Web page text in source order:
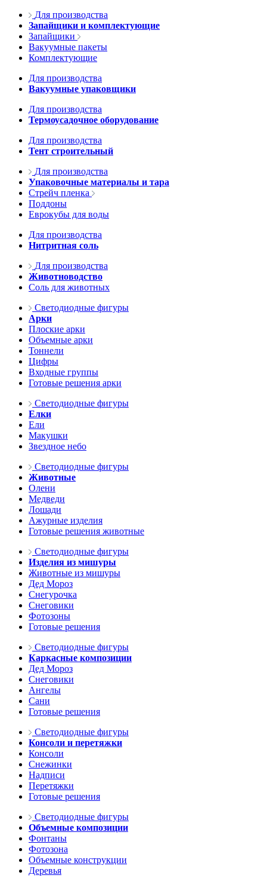
Для производства
Запайщики и комплектующие
Запайщики
Вакуумные пакеты
Комплектующие
Для производства
Вакуумные упаковщики
Для производства
Термоусадочное оборудование
Для производства
Тент строительный
Для производства
Упаковочные материалы и тара
Стрейч пленка
Поддоны
Еврокубы для воды
Для производства
Нитритная соль
Для производства
Животноводство
Соль для животных
Светодиодные фигуры
Арки
Плоские арки
Объемные арки
Тоннели
Цифры
Входные группы
Готовые решения арки
Светодиодные фигуры
Елки
Ели
Макушки
Звездное небо
Светодиодные фигуры
Животные
Олени
Медведи
Лошади
Ажурные изделия
Готовые решения животные
Светодиодные фигуры
Изделия из мишуры
Животные из мишуры
Дед Мороз
Снегурочка
Снеговики
Фотозоны
Готовые решения
Светодиодные фигуры
Каркасные композиции
Дед Мороз
Снеговики
Ангелы
Сани
Готовые решения
Светодиодные фигуры
Консоли и перетяжки
Консоли
Снежинки
Надписи
Перетяжки
Готовые решения
Светодиодные фигуры
Объемные композиции
Фонтаны
Фотозона
Объемные конструкции
Деревья